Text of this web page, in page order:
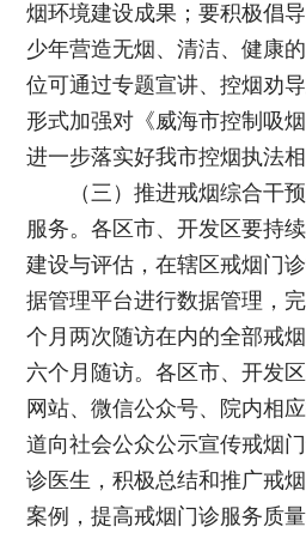
烟环境建设成果；要积极倡
少年营造无烟、清洁、健康
位可通过专题宣讲、控烟劝
形式加强对《威海市控制吸
进一步落实好我市控烟执法相
（三）推进戒烟综合干
服务。各区市、开发区要持
建设与评估，在辖区戒烟门
据管理平台进行数据管理，
个月两次随访在内的全部戒
六个月随访。各区市、开发
网站、微信公众号、院内相
道向社会公众公示宣传戒烟
诊医生，积极总结和推广戒
案例，提高戒烟门诊服务质